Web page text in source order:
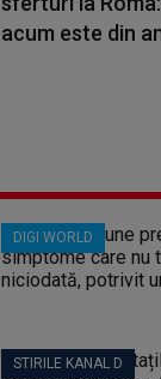
acum este din
DIGI WORLD
STIRILE KANAL D